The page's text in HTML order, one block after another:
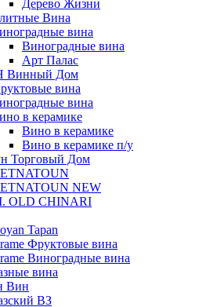
Дерево Жизни
Вина
вина
Виноградные вина
Арт Палас
Дом
вина
вина
в керамике
Вино в керамике
Вино в керамике п/у
Торговый Дом
NEW
OLD CHINARI
Tapan
Фруктовые вина
Виноградные вина
вина
Вин
ВЗ